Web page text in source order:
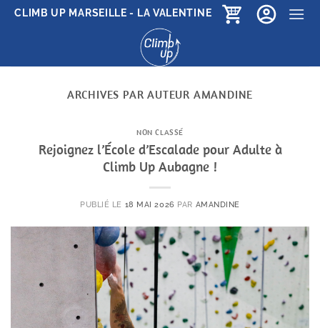
Passer
CLIMB UP MARSEILLE - LA VALENTINE
ARCHIVES PAR AUTEUR AMANDINE
NON CLASSÉ
Rejoignez l’École d’Escalade pour Adulte à
Climb Up Aubagne !
PUBLIÉ LE 18 MAI 2026 PAR AMANDINE